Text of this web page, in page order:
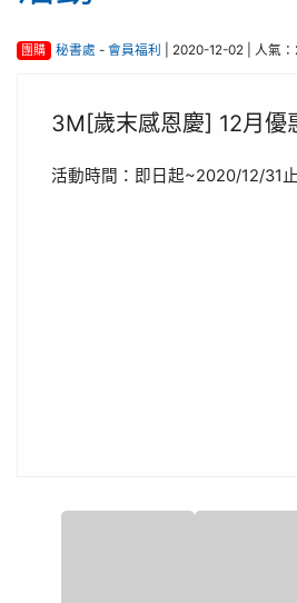
團購 秘書處 - 會員福利 | 2020-12-02 | 人氣
3M[歲末感恩慶] 12月優
活動時間：即日起~2020/12/31止